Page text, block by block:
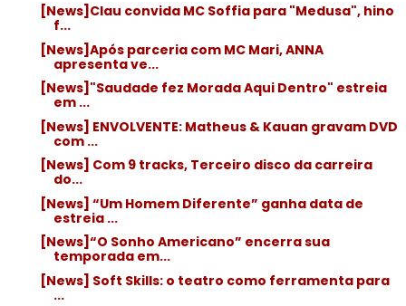
[News]Clau convida MC Soffia para "Medusa", hino
f...
[News]Após parceria com MC Mari, ANNA
apresenta ve...
[News]"Saudade fez Morada Aqui Dentro" estreia
em ...
[News] ENVOLVENTE: Matheus & Kauan gravam DVD
com ...
[News] Com 9 tracks, Terceiro disco da carreira
do...
[News] “Um Homem Diferente” ganha data de
estreia ...
[News]“O Sonho Americano” encerra sua
temporada em...
[News] Soft Skills: o teatro como ferramenta para
...